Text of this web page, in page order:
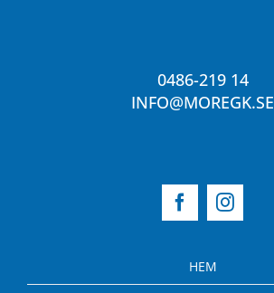
0486-219 14
INFO@MOREGK.SE
HEM